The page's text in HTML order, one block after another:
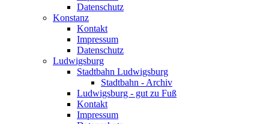
Datenschutz
Konstanz
Kontakt
Impressum
Datenschutz
Ludwigsburg
Stadtbahn Ludwigsburg
Stadtbahn - Archiv
Ludwigsburg - gut zu Fuß
Kontakt
Impressum